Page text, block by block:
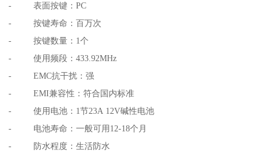
- 表面按键：PC
- 按键寿命：百万次
- 按键数量：1个
- 使用频段：433.92MHz
- EMC抗干扰：强
- EMI兼容性：符合国内标准
- 使用电池：1节23A 12V碱性电池
- 电池寿命：一般可用12-18个月
- 防水程度：生活防水